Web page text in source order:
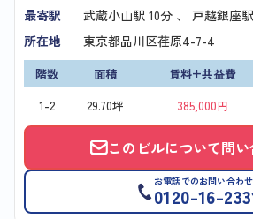
最寄駅
武蔵小山駅 10分 、 戸越銀座駅
所在地
東京都品川区荏原4-7-4
階数 面積 賃料+共益費
1-2
29.70坪 385,000円
このビルについて問
お電話でのお問い合わせ
0120-16-